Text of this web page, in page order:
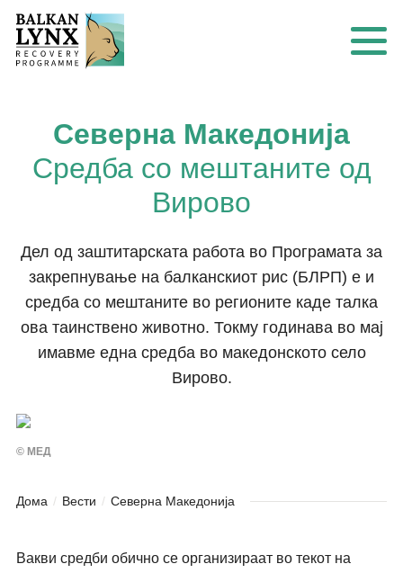
Дома Вести Северна Македонија
Северна Македонија
Средба со мештаните од
Вирово
Дел од заштитарската работа во Програмата за
закрепнување на балканскиот рис (БЛРП) е и
средба со мештаните во регионите каде талка
ова таинствено животно. Токму годинава во мај
имавме една средба во македонското село
Вирово.
© МЕД
Вакви средби обично се организираат во текот на